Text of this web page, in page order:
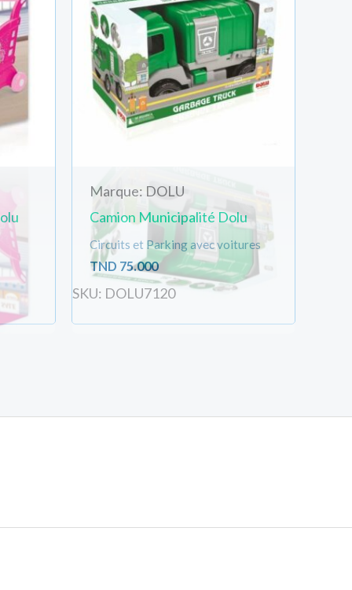
Marque: DOLU
Camion Municipalité Dolu
Circuits et Parking avec voitures
TND 75.000
SKU: DOLU7120